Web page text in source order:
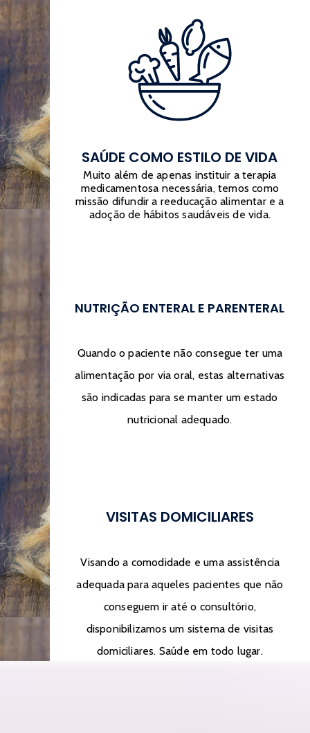
SAÚDE COMO ESTILO DE VIDA
Muito além de apenas instituir a terapia
medicamentosa necessária, temos como
missão difundir a reeducação alimentar e a
adoção de hábitos saudáveis de vida.
NUTRIÇÃO ENTERAL E PARENTERAL
Quando o paciente não consegue ter uma
alimentação por via oral, estas alternativas
são indicadas para se manter um estado
nutricional adequado.
VISITAS DOMICILIARES
Visando a comodidade e uma assistência
adequada para aqueles pacientes que não
conseguem ir até o consultório,
disponibilizamos um sistema de visitas
domiciliares. Saúde em todo lugar.